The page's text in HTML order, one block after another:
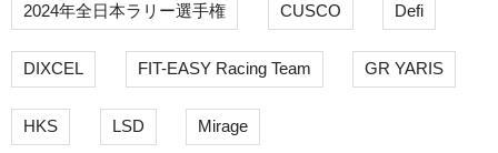
2024年全日本ラリー選手権 CUSCO Defi
DIXCEL FIT-EASY Racing Team GR YARIS
HKS LSD Mirage